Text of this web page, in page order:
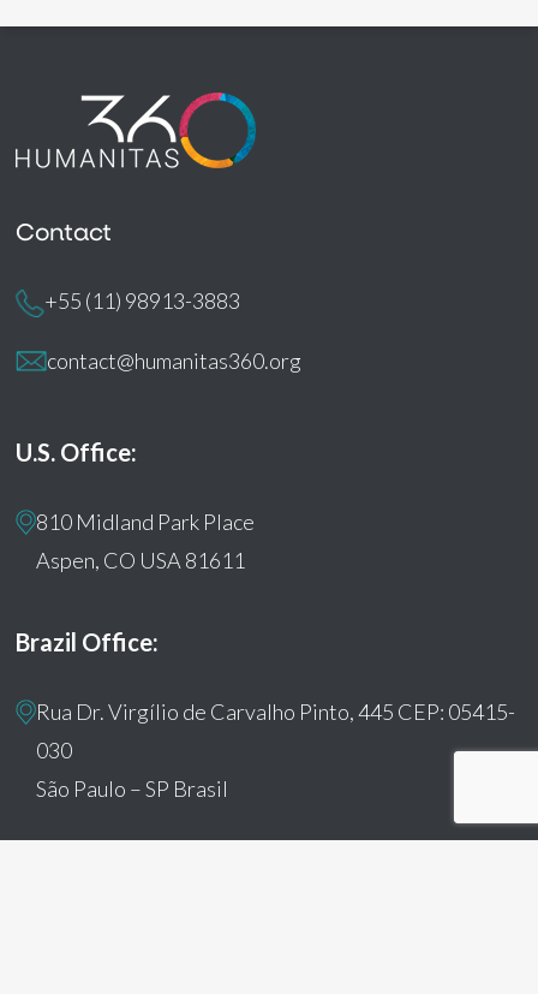
Contact
+55 (11) 98913-3883
contact@humanitas360.org
U.S. Office:
810 Midland Park Place
Aspen, CO USA 81611
Brazil Office:
Rua Dr. Virgílio de Carvalho Pinto, 445 CEP: 05415-
030
São Paulo – SP Brasil